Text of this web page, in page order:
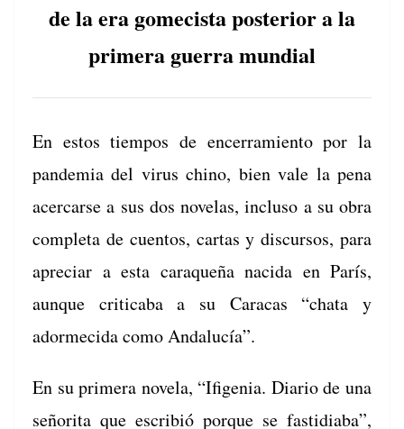
de la era gomecista posterior a la
primera guerra mundial
En estos tiem­pos de encer­ramien­to por la
pan­demia del virus chi­no, bien vale la pena
acer­carse a sus dos nov­e­las, inclu­so a su obra
com­ple­ta de cuen­tos, car­tas y dis­cur­sos, para
apre­ciar a esta caraque­ña naci­da en París,
aunque crit­i­ca­ba a su Cara­cas “cha­ta y
adorme­ci­da como Andalucía”.
En su primera nov­ela, “Ifi­ge­nia. Diario de una
señori­ta que escribió porque se fas­tidi­a­ba”,